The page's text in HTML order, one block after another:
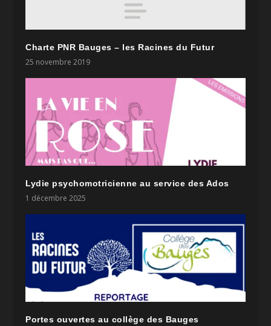
Charte PNR Bauges – les Racines du Futur
25 novembre 2019
Lydie psychomotricienne au service des Ados
1 décembre 2025
Portes ouvertes au collège des Bauges